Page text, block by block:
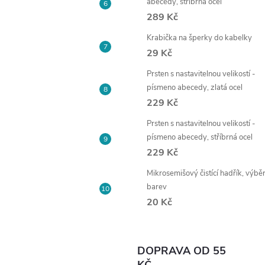
289 Kč
Krabička na šperky do kabelky
29 Kč
Prsten s nastavitelnou velikostí -
písmeno abecedy, zlatá ocel
229 Kč
Prsten s nastavitelnou velikostí -
písmeno abecedy, stříbrná ocel
229 Kč
Mikrosemišový čistící hadřík, výběr
barev
20 Kč
DOPRAVA OD 55